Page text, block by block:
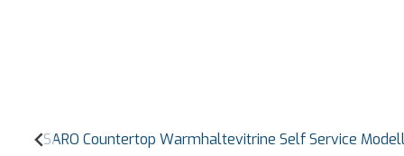
SARO Countertop Warmhaltevitrine Self Service